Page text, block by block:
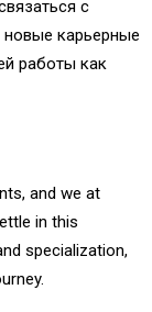
с
карьерные
работы как
and we at
in this
specialization,